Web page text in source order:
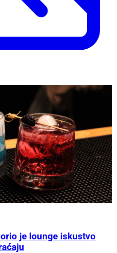
je lounge iskustvo